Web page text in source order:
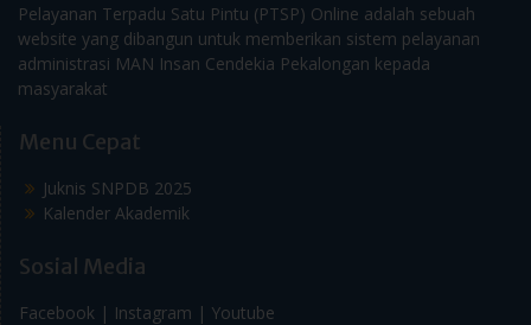
Pelayanan Terpadu Satu Pintu (PTSP) Online adalah sebuah
website yang dibangun untuk memberikan sistem pelayanan
administrasi MAN Insan Cendekia Pekalongan kepada
masyarakat
Menu Cepat
Juknis SNPDB 2025
Kalender Akademik
Sosial Media
Facebook | Instagram | Youtube